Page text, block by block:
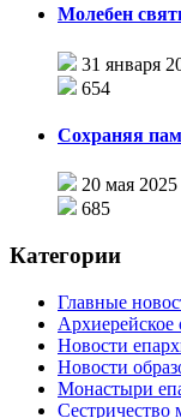
Молебен
31 января
654
Сохраняя
20 мая 2025
685
Категории
Главные
Архиерейское
Новости
Новости
Монастыри
Сестричество